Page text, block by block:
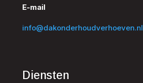
E-mail
info@dakonderhoudverhoeven.nl
Diensten